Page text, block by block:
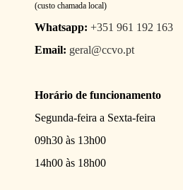
(custo chamada local)
Whatsapp: +351 961 192 163
Email: geral@ccvo.pt
Horário de funcionamento
Segunda-feira a Sexta-feira
09h30 às 13h00
14h00 às 18h00